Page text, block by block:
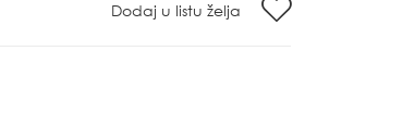
Dodaj u listu želja